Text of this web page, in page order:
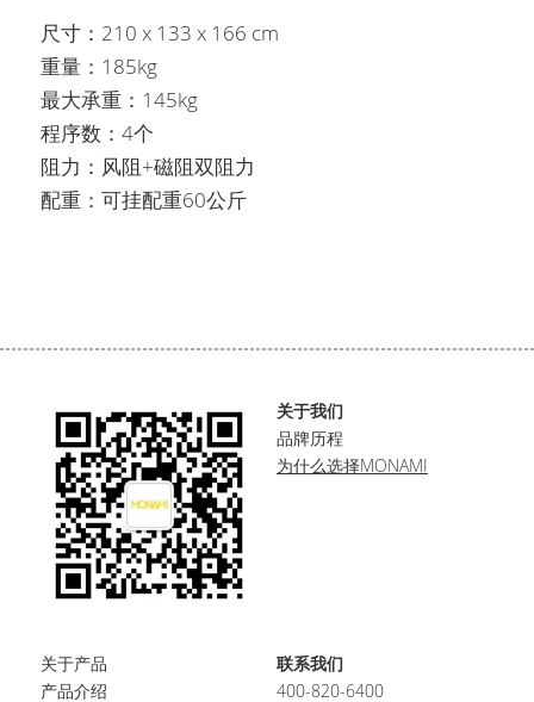
尺寸：210 x 133 x 166 cm
重量：185kg
最大承重：145kg
程序数：4个
阻力：风阻+磁阻双阻力
配重：可挂配重60公斤
关于我们
品牌历程
为什么选择MONAMI
关于产品
产品介绍
联系我们
400-820-6400